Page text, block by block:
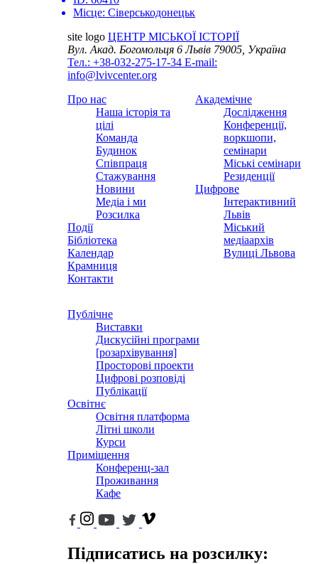
Місце: Сіверськодонецьк
site logo ЦЕНТР МІСЬКОЇ ІСТОРІЇ
Вул. Акад. Богомольця 6Львів 79005, Україна
Тел.: +38-032-275-17-34 E-mail:
info@lvivcenter.org
Про нас
Наша історія та
цілі
Команда
Будинок
Співпраця
Стажування
Новини
Медіа і ми
Розсилка
Події
Бібліотека
Календар
Крамниця
Контакти
Академічне
Дослідження
Конференції,
воркшопи,
семінари
Міські семінари
Резиденції
Цифрове
Інтерактивний
Львів
Міський
медіаархів
Вулиці Львова
Публічне
Виставки
Дискусійні програми
[розархівування]
Просторові проекти
Цифрові розповіді
Публікації
Освітнє
Освітня платформа
Літні школи
Курси
Приміщення
Конференц-зал
Проживання
Кафе
Підписатись на розсилку: